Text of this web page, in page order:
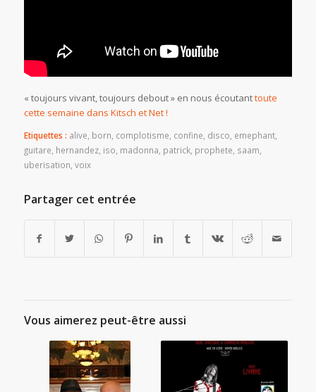
« toujours vivant, toujours debout » en nous écoutanttoute
cette semaine dans Kitsch et Net !
Etiquettes : alive born complotisme confine disco emephant,
guitare hernandez, iso madonna patrick, prophete saam
uberisation voix
Partager cet entrée
Vous aimerez peut-être aussi